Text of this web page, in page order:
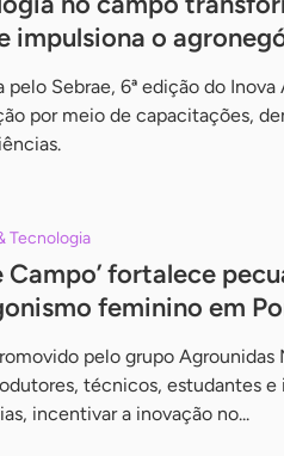
impulsiona o
pelo Sebrae, 6ª edição do
por meio de capacitações,
Tecnologia
Campo’ fortalece
feminino em
pelo grupo Agrounidas
técnicos, estudantes
incentivar a inovação no...